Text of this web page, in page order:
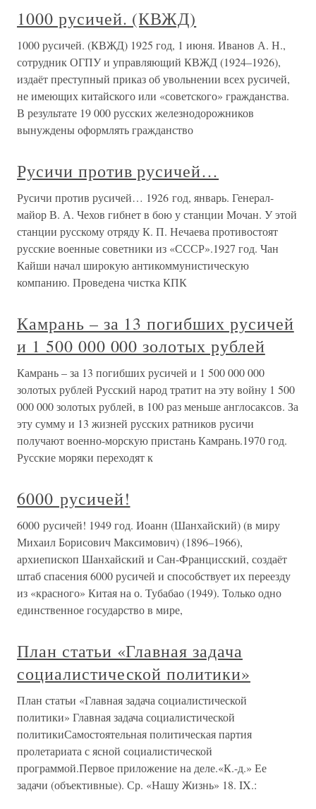
1000 русичей. (КВЖД)
1000 русичей. (КВЖД) 1925 год, 1 июня. Иванов А. Н.,
сотрудник ОГПУ и управляющий КВЖД (1924–1926),
издаёт преступный приказ об увольнении всех русичей,
не имеющих китайского или «советского» гражданства.
В результате 19 000 русских железнодорожников
вынуждены оформлять гражданство
Русичи против русичей…
Русичи против русичей… 1926 год, январь. Генерал-
майор В. А. Чехов гибнет в бою у станции Мочан. У этой
станции русскому отряду К. П. Нечаева противостоят
русские военные советники из «СССР».1927 год. Чан
Кайши начал широкую антикоммунистическую
компанию. Проведена чистка КПК
Камрань – за 13 погибших русичей
и 1 500 000 000 золотых рублей
Камрань – за 13 погибших русичей и 1 500 000 000
золотых рублей Русский народ тратит на эту войну 1 500
000 000 золотых рублей, в 100 раз меньше англосаксов. За
эту сумму и 13 жизней русских ратников русичи
получают военно-морскую пристань Камрань.1970 год.
Русские моряки переходят к
6000 русичей!
6000 русичей! 1949 год. Иоанн (Шанхайский) (в миру
Михаил Борисович Максимович) (1896–1966),
архиепископ Шанхайский и Сан-Францисский, создаёт
штаб спасения 6000 русичей и способствует их переезду
из «красного» Китая на о. Тубабао (1949). Только одно
единственное государство в мире,
План статьи «Главная задача
социалистической политики»
План статьи «Главная задача социалистической
политики» Главная задача социалистической
политикиСамостоятельная политическая партия
пролетариата с ясной социалистической
программой.Первое приложение на деле.«К.-д.» Ее
задачи (объективные). Ср. «Нашу Жизнь» 18. IX.: